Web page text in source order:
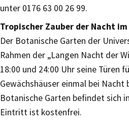
unter 0176 63 00 26 99.
Tropischer Zauber der Nacht
Der Botanische Garten der
Rahmen der „Langen Nacht der
18:00 und 24:00 Uhr seine Türen
Gewächshäuser einmal bei
Botanische Garten befindet sich
Eintritt ist kostenfrei.